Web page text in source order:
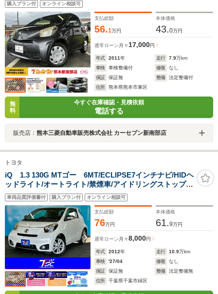
購入プラン付 オンライン相談可
支払総額
56.1万円
本体価格
43.0万円
通常ローン 月々 17,000円
年式 2011年 走行 7.9万km
車検
車検整備付 修復
なし
保証
保証無 整備
法定整備付
住所
熊本県熊本市東区
無
料
今すぐ在庫確認・見積依頼
電話する
販売店： 熊本三菱自動車販売株式会社 カーセブン新南部店
トヨタ
iQ 1.3 130G MTゴー 6MT/ECLIPSE7インチナビ/HIDヘ
ッドライト/オートライト/禁煙車/アイドリングストップ/
純正16インチアルミ
車両品質評価書付 購入プラン付 オンライン相談可
支払総額
76万円
本体価格
61.9万円
通常ローン 月々8,000円
年式 2012年 走行 10.9万km
車検
'27/04 修復
なし
保証
保証無 整備
法定整備無
住所
千葉県千葉市緑区